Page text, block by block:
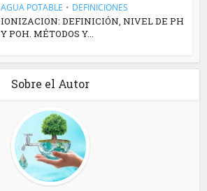
AGUA POTABLE • DEFINICIONES
IONIZACION: DEFINICIÓN, NIVEL DE PH
Y POH. MÉTODOS Y...
Sobre el Autor